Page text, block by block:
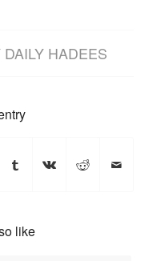
DAILY HADEES
like